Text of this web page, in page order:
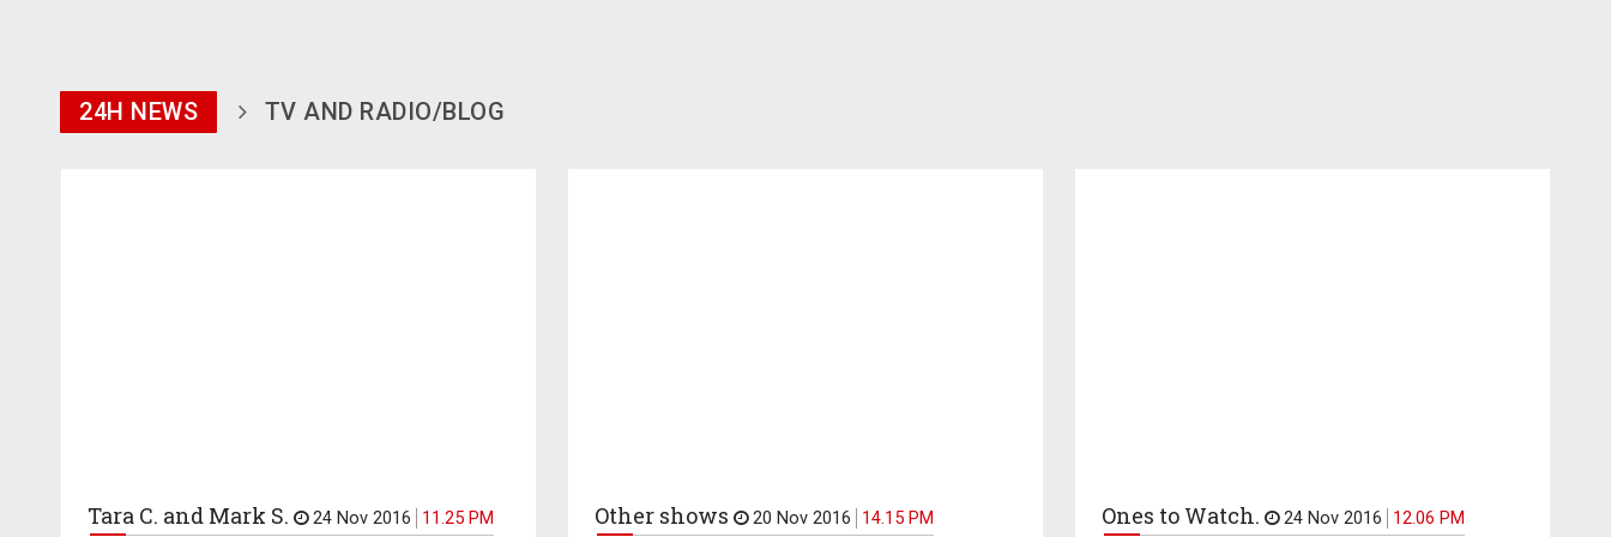
24H NEWS TV AND RADIO/BLOG
Tara C. and Mark S. 24 Nov 2016 11.25 PM Other shows 20 Nov 2016 14.15 PM Ones to Watch. 24 Nov 2016 12.06 PM